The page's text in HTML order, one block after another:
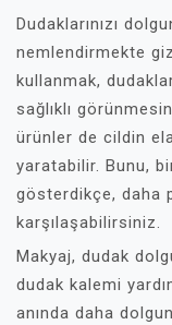
Dudaklarınızı
nemlendirmekte
kullanmak,
sağlıklı
ürünler de cildin
yaratabilir. Bunu,
gösterdikçe, daha
karşılaşabilirsiniz.
Makyaj, dudak
dudak kalemi
anında daha